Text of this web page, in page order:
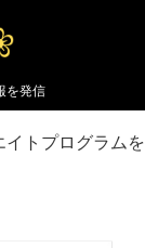
を発信
イトプログラムを